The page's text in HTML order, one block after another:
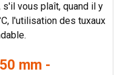
vous plaît, quand il y
l'utilisation des tuxaux
mm -